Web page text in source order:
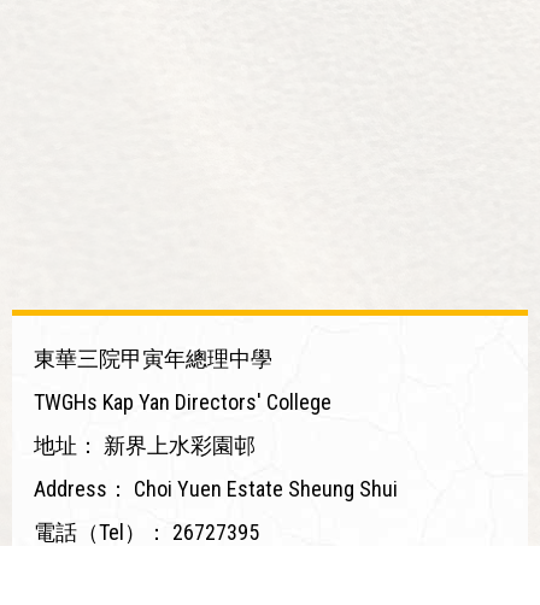
東華三院甲寅年總理中學
TWGHs Kap Yan Directors' College
地址：
新界上水彩園邨
Address：
Choi Yuen Estate Sheung Shui
電話（Tel）：
26727395